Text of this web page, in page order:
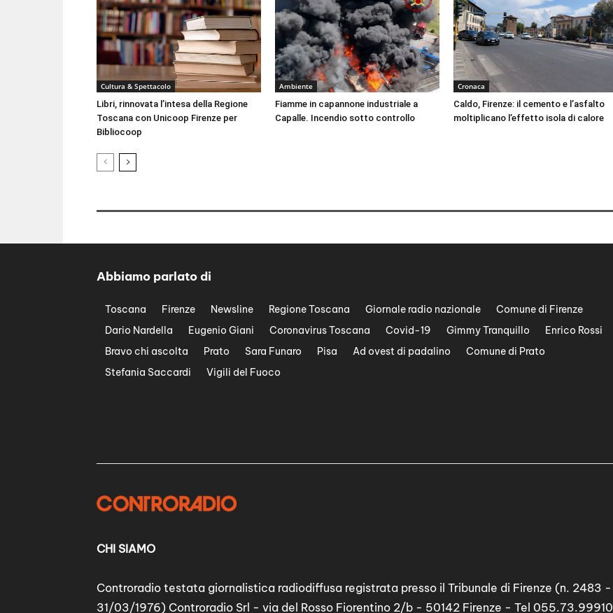
Cultura & Spettacolo
Libri, rinnovata l’intesa della Regione
Toscana con Unicoop Firenze per
Bibliocoop
Ambiente
Fiamme in capannone industriale a
Capalle. Incendio sotto controllo
Cronaca
Caldo, Firenze: il cemento e l’asfalto
moltiplicano l’effetto isola di calore
Abbiamo parlato di
Toscana Firenze Newsline Regione Toscana Giornale radio nazionale
Comune di Firenze
Dario Nardella
Eugenio Giani Coronavirus Toscana Covid-19 Gimmy Tranquillo
Enrico Rossi
Bravo chi ascolta
Prato Sara Funaro Pisa Ad ovest di padalino
Comune di Prato
Stefania Saccardi
Vigili del Fuoco
CHI SIAMO
Controradio testata giornalistica radiodiffusa registrata presso il Tribunale di Firenze (n. 2483 -
31/03/1976) Controradio Srl - via del Rosso Fiorentino 2/b - 50142 Firenze - Tel 055.73.99910